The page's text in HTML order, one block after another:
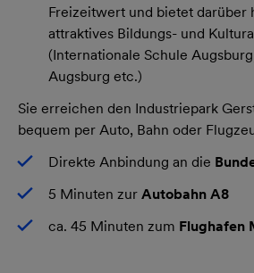
Freizeitwert und bietet darüber
attraktives Bildungs- und
(Internationale Schule
Augsburg etc.)
Sie erreichen den Industriepark
bequem per Auto, Bahn oder
Direkte Anbindung an die
5 Minuten zur Autobahn A8
ca. 45 Minuten zum Flughafen